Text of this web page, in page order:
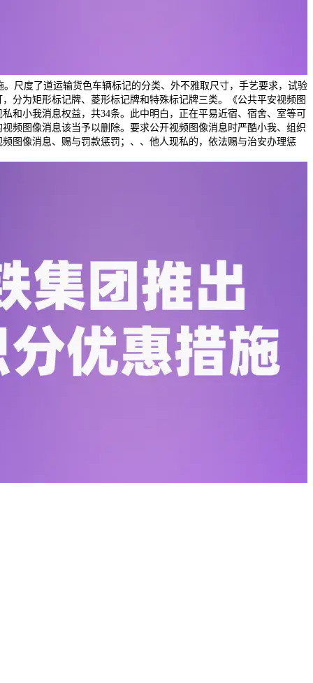
尺度了道运输货色车辆标记的分类、外不雅取尺寸，手艺要求，试验
分为矩形标记牌、菱形标记牌和特殊标记牌三类。《公共平安视频图
和小我消息权益，共34条。此中明白，正在平易近宿、宿舍、室等可
频图像消息该当予以删除。要求公开视频图像消息时严酷小我、组织
图像消息、赐与罚款惩罚；、、他人现私的，依法赐与治安办理惩